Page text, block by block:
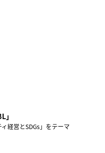
」
経営とSDGs」をテーマ